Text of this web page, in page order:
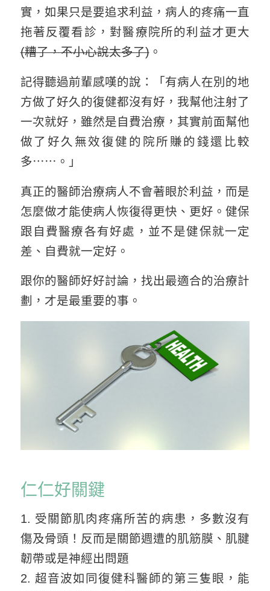
實，如果只是要追求利益，病人的疼痛一直
拖著反覆看診，對醫療院所的利益才更大
(糟了，不小心說太多了)。
記得聽過前輩感嘆的說：「有病人在別的地
方做了好久的復健都沒有好，我幫他注射了
一次就好，雖然是自費治療，其實前面幫他
做了好久無效復健的院所賺的錢還比較
多⋯⋯。」
真正的醫師治療病人不會著眼於利益，而是
怎麼做才能使病人恢復得更快、更好。健保
跟自費醫療各有好處，並不是健保就一定
差、自費就一定好。
跟你的醫師好好討論，找出最適合的治療計
劃，才是最重要的事。
仁仁好關鍵
1. 受關節肌肉疼痛所苦的病患，多數沒有
傷及骨頭！反而是關節週遭的肌筋膜、肌腱
韌帶或是神經出問題
2. 超音波如同復健科醫師的第三隻眼，能